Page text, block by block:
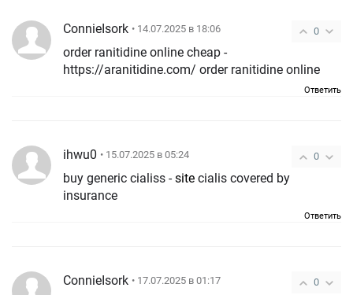
0
ConnieIsork • 14.07.2025 в 18:06
order ranitidine online cheap -
https://aranitidine.com/ order ranitidine online
Ответить
0
ihwu0 • 15.07.2025 в 05:24
buy generic cialiss -site cialis covered by
insurance
Ответить
0
ConnieIsork • 17.07.2025 в 01:17